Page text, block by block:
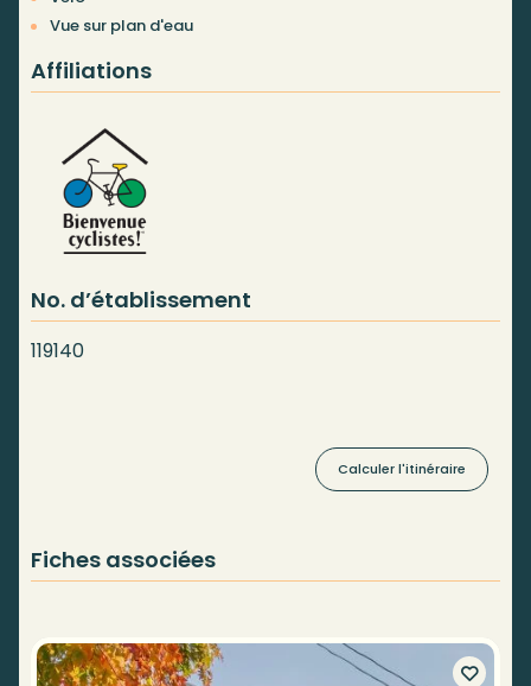
Vue sur plan d'eau
Affiliations
No. d’établissement
119140
Calculer l'itinéraire
Fiches associées